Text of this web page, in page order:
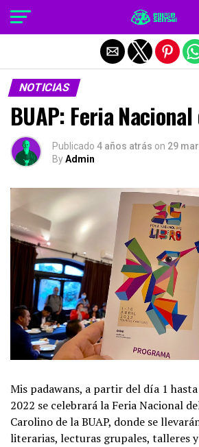
NOTICIAS
BUAP: Feria
Publicado 4 años atrás on 29
ByAdmin
Mis padawans, a partir del día 1
2022 se celebrará la Feria Nacional
Carolino de la BUAP, donde se
literarias, lecturas grupales, talleres
Salir de la versión